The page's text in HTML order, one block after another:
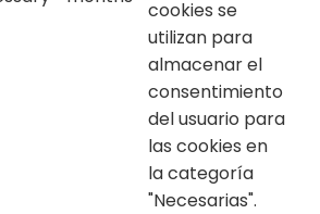
cookies se
utilizan para
almacenar el
consentimiento
del usuario para
las cookies en
la categoría
"Necesarias".